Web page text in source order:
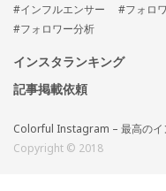
#インフルエンサー
#フォロ
#フォロワー分析
インスタランキング
記事掲載依頼
Colorful Instagram – 最高のイ
Copyright © 2018